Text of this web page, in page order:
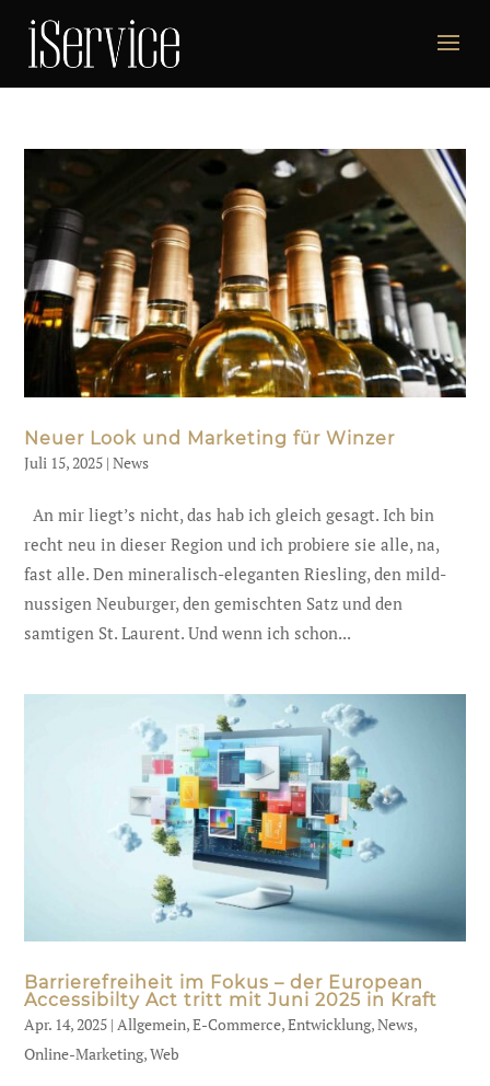
Neuer Look und Marketing für Winzer
Juli 15, 2025 |News
An mir liegt’s nicht, das hab ich gleich gesagt. Ich bin
recht neu in dieser Region und ich probiere sie alle, na,
fast alle. Den mineralisch-eleganten Riesling, den mild-
nussigen Neuburger, den gemischten Satz und den
samtigen St. Laurent. Und wenn ich schon...
Barrierefreiheit im Fokus – der European
Accessibilty Act tritt mit Juni 2025 in Kraft
Apr. 14, 2025 | Allgemein,E-Commerce,Entwicklung,News,
Online-Marketing,Web